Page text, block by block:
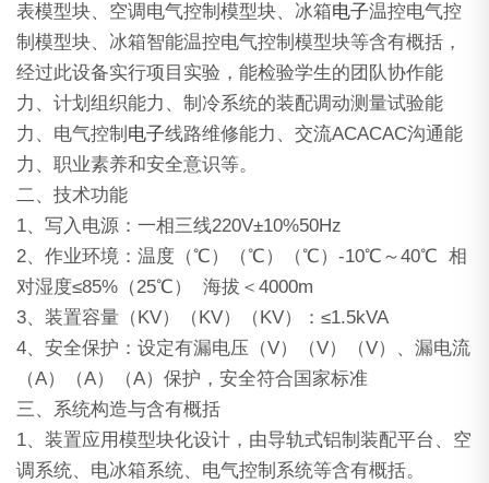
表模型块、空调电气控制模型块、冰箱电子温控电气控
制模型块、冰箱智能温控电气控制模型块等含有概括，
经过此设备实行项目实验，能检验学生的团队协作能
力、计划组织能力、制冷系统的装配调动测量试验能
力、电气控制 电子线路维修能力、交流ACACAC沟通能
力、职业素养和安全意识等。
二、技术功能
1、写入电源：一相三线220V±10%50Hz
2、作业环境：温度（℃）（℃）（℃）-10℃～40℃ 相
对湿度≤85%（25℃） 海拔＜4000m
3、装置容量（KV）（KV）（KV）：≤1.5kVA
4、安全保护：设定有漏电压（V）（V）（V）、漏电流
（A）（A）（A）保护，安全符合国家标准
三、系统构造与含有概括
1、装置应用模型块化设计，由导轨式铝制装配平台、空
调系统、电冰箱系统、电气控制系统等含有概括。